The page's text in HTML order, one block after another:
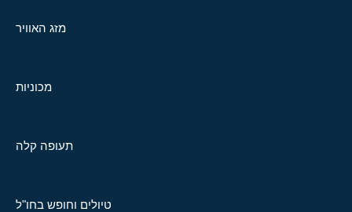
מזג האוויר
מכוניות
תעופה קלה
טיולים וחופש בחו"ל